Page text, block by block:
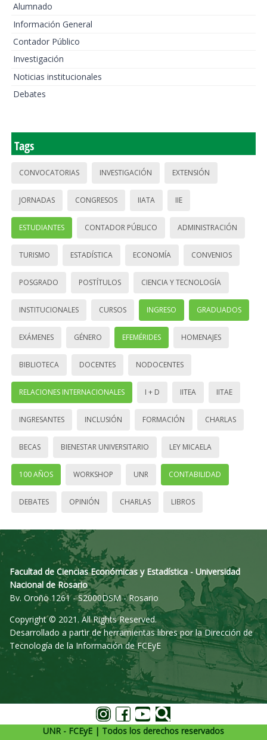
Alumnado
Información General
Contador Público
Investigación
Noticias institucionales
Debates
Tags
CONVOCATORIAS INVESTIGACIÓN EXTENSIÓN
JORNADAS CONGRESOS IIATA IIE
ESTUDIANTES CONTADOR PÚBLICO ADMINISTRACIÓN
TURISMO ESTADÍSTICA ECONOMÍA CONVENIOS
POSGRADO POSTÍTULOS CIENCIA Y TECNOLOGÍA
INSTITUCIONALES CURSOS INGRESO GRADUADOS
EXÁMENES GÉNERO EFEMÉRIDES HOMENAJES
BIBLIOTECA DOCENTES NODOCENTES
RELACIONES INTERNACIONALES I + D IITEA IITAE
INGRESANTES INCLUSIÓN FORMACIÓN CHARLAS
BECAS BIENESTAR UNIVERSITARIO LEY MICAELA
100 AÑOS WORKSHOP UNR CONTABILIDAD
DEBATES OPINIÓN CHARLAS LIBROS
Facultad de Ciencias Económicas y Estadística - Universidad
Nacional de Rosario
Bv. Oroño 1261 - S2000DSM - Rosario
Copyright © 2021. All Rights Reserved.
Desarrollado a partir de herramientas libres por la Dirección de
Tecnología de la Información de FCEyE
UNR - FCEyE | Todos los derechos reservados